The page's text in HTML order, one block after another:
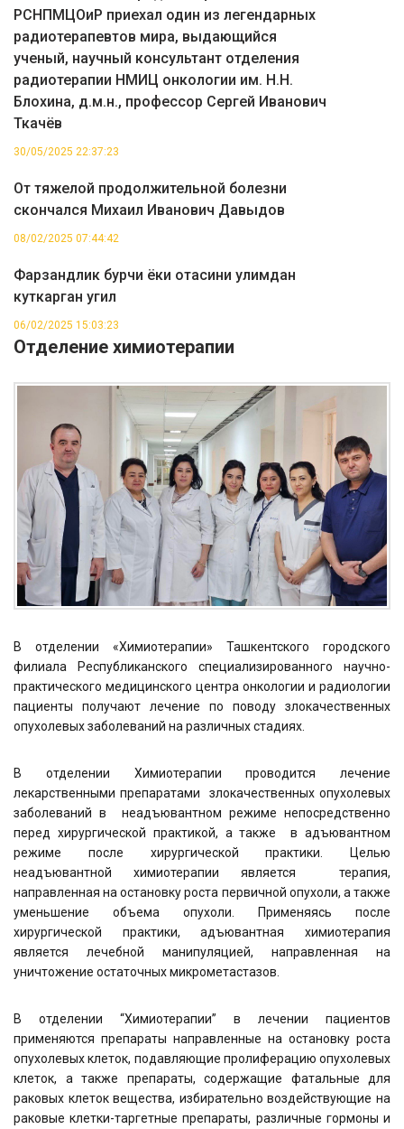
РСНПМЦОиР приехал один из легендарных
радиотерапевтов мира, выдающийся
ученый, научный консультант отделения
радиотерапии НМИЦ онкологии им. Н.Н.
Блохина, д.м.н., профессор Сергей Иванович
Ткачёв
30/05/2025 22:37:23
От тяжелой продолжительной болезни
скончался Михаил Иванович Давыдов
08/02/2025 07:44:42
Фарзандлик бурчи ёки отасини улимдан
куткарган угил
06/02/2025 15:03:23
Отделение химиотерапии
В отделении «Химиотерапии» Ташкентского городского
филиала Республиканского специализированного научно-
практического медицинского центра онкологии и радиологии
пациенты получают лечение по поводу злокачественных
опухолевых заболеваний на различных стадиях.
В отделении Химиотерапии проводится лечение
лекарственными препаратами злокачественных опухолевых
заболеваний в неадъювантном режиме непосредственно
перед хирургической практикой, а также в адъювантном
режиме после хирургической практики. Целью
неадъювантной химиотерапии является терапия,
направленная на остановку роста первичной опухоли, а также
уменьшение объема опухоли. Применяясь после
хирургической практики, адъювантная химиотерапия
является лечебной манипуляцией, направленная на
уничтожение остаточных микрометастазов.
В отделении “Химиотерапии” в лечении пациентов
применяются препараты направленные на остановку роста
опухолевых клеток, подавляющие пролиферацию опухолевых
клеток, а также препараты, содержащие фатальные для
раковых клеток вещества, избирательно воздействующие на
раковые клетки-таргетные препараты, различные гормоны и